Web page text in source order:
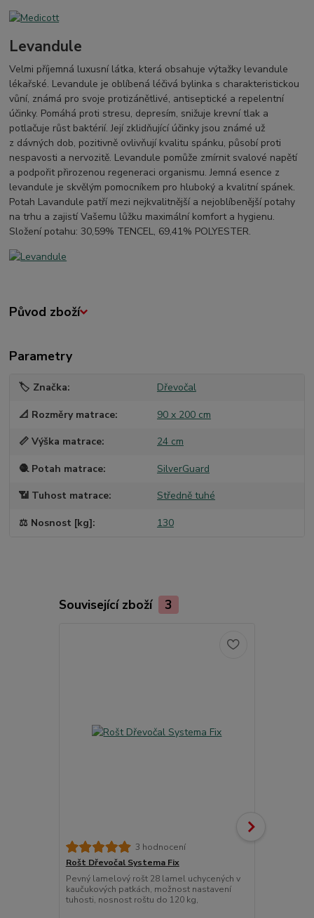
Levandule
Velmi příjemná luxusní látka, která obsahuje výtažky levandule
lékařské. Levandule je oblíbená léčivá bylinka s charakteristickou
vůní, známá pro svoje protizánětlivé, antiseptické a repelentní
účinky. Pomáhá proti stresu, depresím, snižuje krevní tlak a
potlačuje růst baktérií. Její zklidňující účinky jsou známé už
z dávných dob, pozitivně ovlivňují kvalitu spánku, působí proti
nespavosti a nervozitě. Levandule pomůže zmírnit svalové napětí
a podpořit přirozenou regeneraci organismu. Jemná esence z
levandule je skvělým pomocníkem pro hluboký a kvalitní spánek.
Potah Lavandule patří mezi nejkvalitnější a nejoblíbenější potahy
na trhu a zajistí Vašemu lůžku maximální komfort a hygienu.
Složení potahu: 30,59% TENCEL, 69,41% POLYESTER.
Původ zboží
Parametry
🏷️ Značka Dřevočal
📐 Rozměry matrace 90 x 200 cm
📏 Výška matrace 24 cm
🧶 Potah matrace SilverGuard
📶 Tuhost matrace Středně tuhé
⚖️ Nosnost [kg] 130
Související zboží 3
3 hodnocení
Rošt Dřevočal Systema Fix
Pevný lamelový rošt 28 lamel uchycených v
kaučukových patkách, možnost nastavení
tuhosti, nosnost roštu do 120 kg,